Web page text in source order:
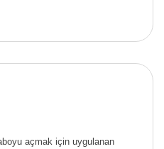
açmak için uygulanan